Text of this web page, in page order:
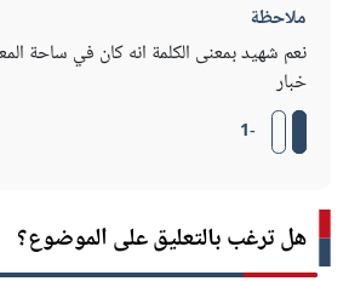
ملاحظة
نعم شهيد بمعنى الكلمة انه كان في ساحة
خبار
-1
هل ترغب بالتعليق على الموضوع؟